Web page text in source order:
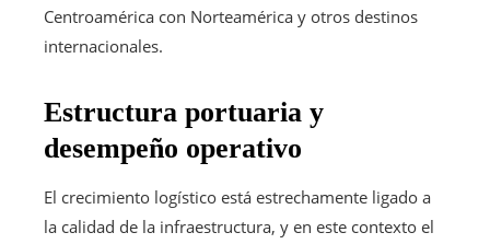
Centroamérica con Norteamérica y otros destinos
internacionales.
Estructura portuaria y
desempeño operativo
El crecimiento logístico está estrechamente ligado a
la calidad de la infraestructura, y en este contexto el